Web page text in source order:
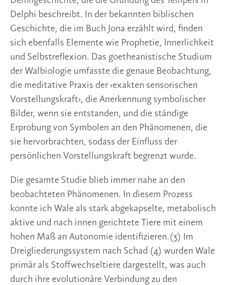
Delphi beschreibt. In der bekannten biblischen
Geschichte, die im Buch Jona erzählt wird, finden
sich ebenfalls Elemente wie Prophetie, Innerlichkeit
und Selbstreflexion. Das goetheanistische Studium
der Walbiologie umfasste die genaue Beobachtung,
die medi­tative Praxis der ‹exakten sensorischen
Vorstellungskraft›, die Anerkennung symbolischer
Bilder, wenn sie entstanden, und die ständige
Erprobung von Symbolen an den Phänomenen, die
sie hervorbrachten, sodass der Einfluss der
persönlichen Vorstellungskraft begrenzt wurde.
Die gesamte Studie blieb immer nahe an den
beobachteten Phänomenen. In diesem Prozess
konnte ich Wale als stark abgekapselte, metabolisch
aktive und nach innen gerichtete Tiere mit einem
hohen Maß an Autonomie identifizieren.(3) Im
Dreigliederungssystem nach Schad (4) wurden Wale
primär als Stoffwechseltiere dargestellt, was auch
durch ihre evolutionäre Verbindung zu den